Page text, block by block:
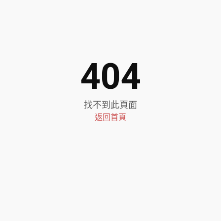
404
找不到此頁面
返回首頁